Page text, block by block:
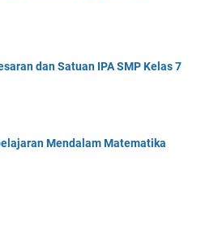
dan Satuan IPA SMP Kelas 7
Mendalam Matematika